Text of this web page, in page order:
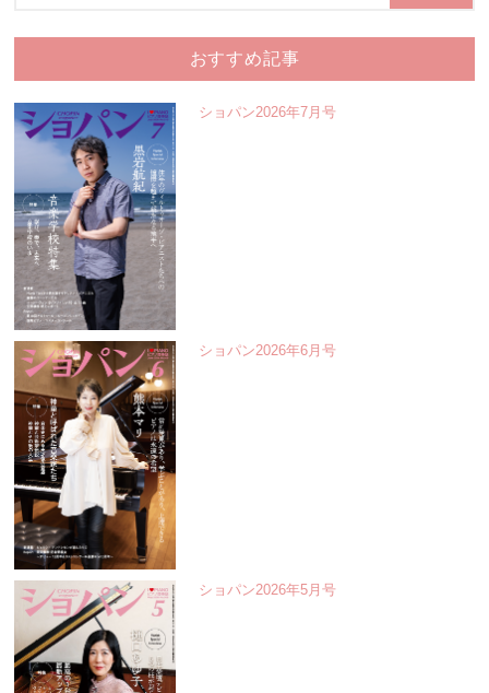
おすすめ記事
ショパン2026年7月号
ショパン2026年6月号
ショパン2026年5月号